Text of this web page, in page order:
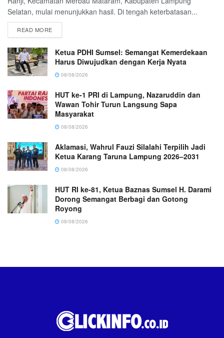
Selatan, mulai menunjukkan hasil. Di tengah keterbatasan...
READ MORE
Ketua PDHI Sumsel: Semangat Kemerdekaan
Harus Diwujudkan dengan Kerja Nyata
08/08/2026
HUT ke-1 PRI di Lampung, Nazaruddin dan
Wawan Tohir Turun Langsung Sapa
Masyarakat
08/08/2026
Aklamasi, Wahrul Fauzi Silalahi Terpilih Jadi
Ketua Karang Taruna Lampung 2026–2031
08/08/2026
HUT RI ke-81, Ketua Baznas Sumsel H. Darami
Dorong Semangat Berbagi dan Gotong
Royong
08/08/2026